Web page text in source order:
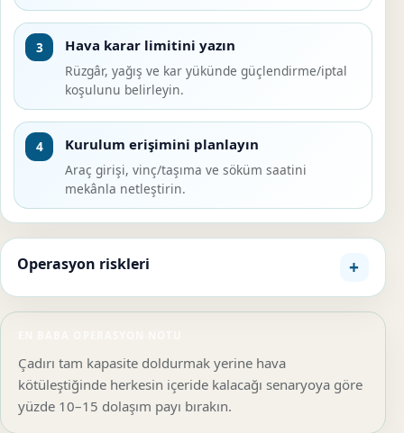
3 Hava karar limitini yazın
Rüzgâr, yağış ve kar yükünde güçlendirme/iptal
koşulunu belirleyin.
4 Kurulum erişimini planlayın
Araç girişi, vinç/taşıma ve söküm saatini
mekânla netleştirin.
Operasyon riskleri
Çadırı tam kapasite doldurmak yerine hava
kötüleştiğinde herkesin içeride kalacağı senaryoya göre
yüzde 10–15 dolaşım payı bırakın.